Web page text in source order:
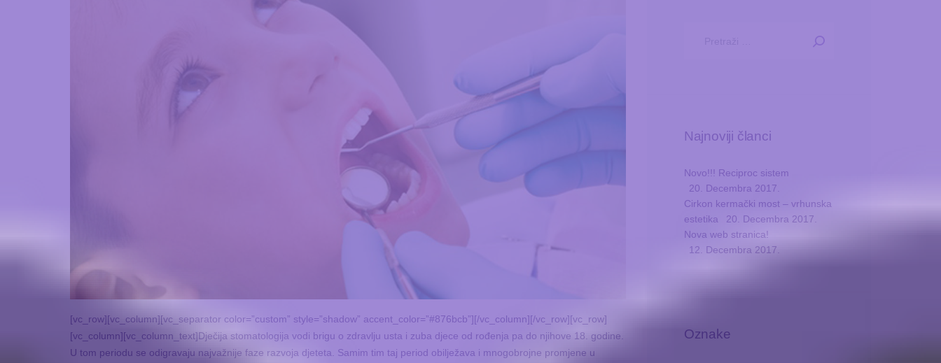
[vc_row][vc_column][vc_separator color=”custom” style=”shadow” accent_color=”#876bcb”][/vc_column][/vc_row][vc_row]
[vc_column][vc_column_text]Dječija stomatologija vodi brigu o zdravlju usta i zuba djece od rođenja pa do njihove 18. godine.
U tom periodu se odigravaju najvažnije faze razvoja djeteta. Samim tim taj period obilježava i mnogobrojne promjene u
Najnoviji članci
Novo!!! Reciproc sistem
20. Decembra 2017.
Cirkon kermački most – vrhunska
estetika
20. Decembra 2017.
Nova web stranica!
12. Decembra 2017.
Oznake